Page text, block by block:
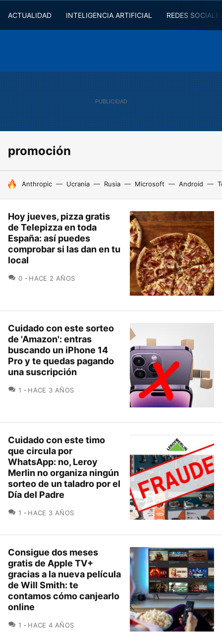
ACTUALIDAD INTELIGENCIA ARTIFICIAL REDES
promoción
HOY SE HABLA DE
Anthropic Ucrania Rusia Microsoft Android
Hoy jueves, pizza gratis
de Telepizza en toda
España: así puedes
comprobar si las dan en tu
local
0 COMENTARIOS
HACE 2 AÑOS
Cuidado con este sorteo
de 'Amazon': entras
buscando un iPhone 14
Pro y te quedas pagando
una suscripción
1 COMENTARIOS
HACE 3 AÑOS
Cuidado con este timo
que circula por
WhatsApp: no, Leroy
Merlin no organiza ningún
sorteo de un taladro por el
Día del Padre
1 COMENTARIOS
HACE 3 AÑOS
Consigue dos meses
gratis de Apple TV+
gracias a la nueva película
de Will Smith: te
contamos cómo canjearlo
online
1 COMENTARIOS
HACE 4 AÑOS